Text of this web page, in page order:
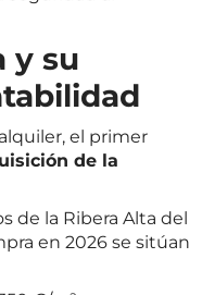
y su
el primer
de la
de la Ribera Alta del
en 2026 se sitúan